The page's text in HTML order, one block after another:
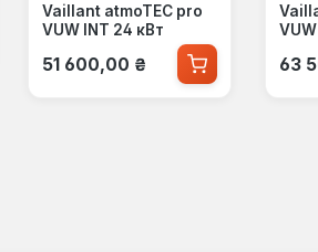
Vaillant atmoTEC pro
VUW INT 24 кВт
Обычная цена:
51 600,00 ₴ 63